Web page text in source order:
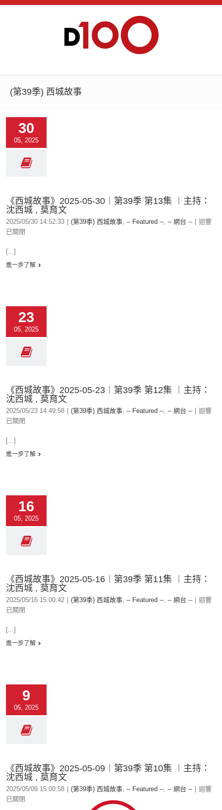
(第39季) 西城故事
30
05, 2025
《西城故事》2025-05-30︱第39季 第13集 ︱主持：
沈西城 , 莫育文
2025/05/30 14:52:33 (第39季) 西城故事, -- Featured --, -- 網台 --
迴響
已關閉
[...]
進一步了解
23
05, 2025
《西城故事》2025-05-23︱第39季 第12集 ︱主持：
沈西城 , 莫育文
2025/05/23 14:49:58 (第39季) 西城故事, -- Featured --, -- 網台 --
迴響
已關閉
[...]
進一步了解
16
05, 2025
《西城故事》2025-05-16︱第39季 第11集 ︱主持：
沈西城 , 莫育文
2025/05/16 15:00:42 (第39季) 西城故事, -- Featured --, -- 網台 --
迴響
已關閉
[...]
進一步了解
9
05, 2025
《西城故事》2025-05-09︱第39季 第10集 ︱主持：
沈西城 , 莫育文
2025/05/09 15:00:58 (第39季) 西城故事, -- Featured --, -- 網台 --
迴響
已關閉